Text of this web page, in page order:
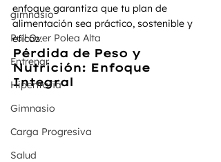
gimnasio
Pull Over Polea Alta
Entrenar
Hipertrofia
Gimnasio
Carga Progresiva
Salud
enfoque garantiza que tu plan de
alimentación sea práctico, sostenible y
eficaz.
Pérdida de Peso y
Nutrición: Enfoque
Integral